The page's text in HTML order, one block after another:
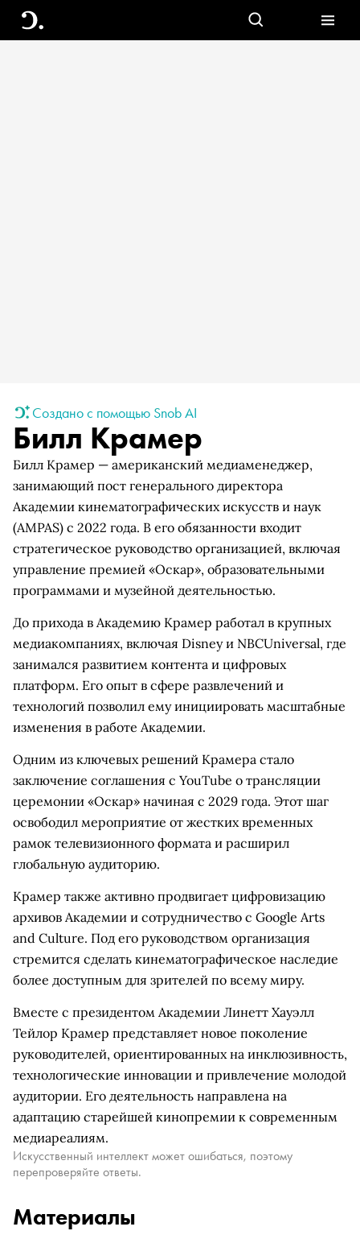
Создано с помощью Snob AI
Билл Крамер
Билл Крамер — американский медиаменеджер,
занимающий пост генерального директора
Академии кинематографических искусств и наук
(AMPAS) с 2022 года. В его обязанности входит
стратегическое руководство организацией, включая
управление премией «Оскар», образовательными
программами и музейной деятельностью.
До прихода в Академию Крамер работал в крупных
медиакомпаниях, включая Disney и NBCUniversal, где
занимался развитием контента и цифровых
платформ. Его опыт в сфере развлечений и
технологий позволил ему инициировать масштабные
изменения в работе Академии.
Одним из ключевых решений Крамера стало
заключение соглашения с YouTube о трансляции
церемонии «Оскар» начиная с 2029 года. Этот шаг
освободил мероприятие от жестких временных
рамок телевизионного формата и расширил
глобальную аудиторию.
Крамер также активно продвигает цифровизацию
архивов Академии и сотрудничество с Google Arts
and Culture. Под его руководством организация
стремится сделать кинематографическое наследие
более доступным для зрителей по всему миру.
Вместе с президентом Академии Линетт Хауэлл
Тейлор Крамер представляет новое поколение
руководителей, ориентированных на инклюзивность,
технологические инновации и привлечение молодой
аудитории. Его деятельность направлена на
адаптацию старейшей кинопремии к современным
медиареалиям.
Искусственный интеллект может ошибаться, поэтому
перепроверяйте ответы.
Материалы